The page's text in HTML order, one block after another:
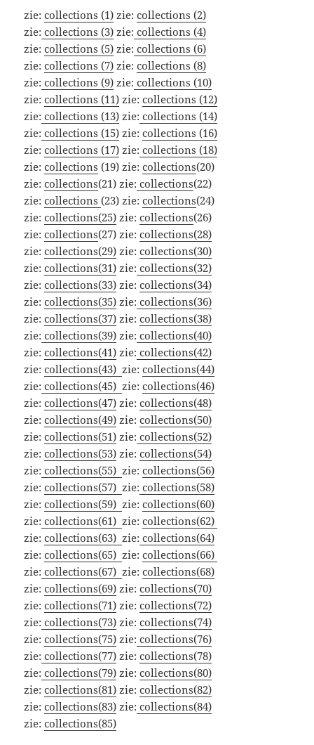
zie:collections (1) zie:collections (2)
zie: collections (3) zie: collections (4)
zie:collections (5) zie: collections (6)
zie:collections (7) zie:collections (8)
zie: collections (9) zie: collections (10)
zie:collections (11) zie:collections (12)
zie: collections (13) zie: collections (14)
zie: collections (15) zie:collections (16)
zie:collections (17) zie: collections (18)
zie:collections (19) zie:collections(20)
zie:collections(21) zie: collections(22)
zie:collections(23) zie:collections(24)
zie:collections(25) zie:collections(26)
zie:collections(27) zie:collections(28)
zie:collections(29) zie:collections(30)
zie:collections(31) zie: collections(32)
zie:collections(33) zie:collections(34)
zie:collections(35) zie: collections(36)
zie:collections(37) zie:collections(38)
zie: collections(39) zie: collections(40)
zie:collections(41) zie: collections(42)
zie:collections(43)zie:collections(44)
zie: collections(45)zie:collections(46)
zie:collections(47) zie:collections(48)
zie:collections(49) zie:collections(50)
zie:collections(51) zie: collections(52)
zie:collections(53) zie:collections(54)
zie: collections(55)zie:collections(56)
zie:collections(57)zie: collections(58)
zie:collections(59)zie:collections(60)
zie: collections(61)zie:collections(62)
zie:collections(63)zie: collections(64)
zie:collections(65)zie:collections(66)
zie: collections(67)zie:collections(68)
zie:collections(69) zie:collections(70)
zie:collections(71) zie:collections(72)
zie: collections(73) zie:collections(74)
zie:collections(75) zie: collections(76)
zie: collections(77) zie:collections(78)
zie: collections(79) zie:collections(80)
zie:collections(81) zie:collections(82)
zie:collections(83) zie: collections(84)
zie:collections(85)